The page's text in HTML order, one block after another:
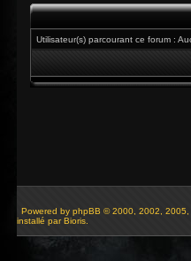
Utilisateur(s) parcourant ce forum :
Powered by phpBB © 2000, 2002, 2005,
installé par Bioris.